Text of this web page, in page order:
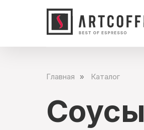
Главная » Каталог
Соусы